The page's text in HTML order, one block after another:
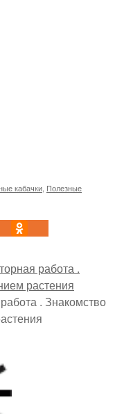
кабачки Полезные
. Знакомство